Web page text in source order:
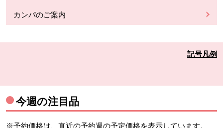
カンパのご案内
記号凡例
今週の注目品
※予約価格は、直近の予約週の予定価格を表示しています。